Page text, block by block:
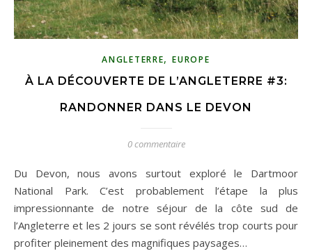
ANGLETERRE,EUROPE
À LA DÉCOUVERTE DE L’ANGLETERRE #3:
RANDONNER DANS LE DEVON
0 commentaire
Du Devon, nous avons surtout exploré le Dartmoor
National Park. C’est probablement l’étape la plus
impressionnante de notre séjour de la côte sud de
l’Angleterre et les 2 jours se sont révélés trop courts pour
profiter pleinement des magnifiques paysages…